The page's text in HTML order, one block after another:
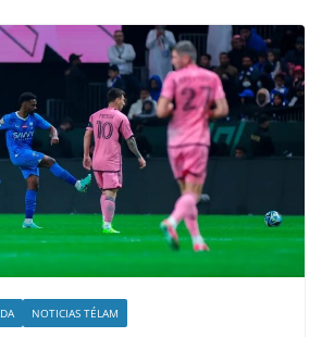
NOTICIAS TÉLAM